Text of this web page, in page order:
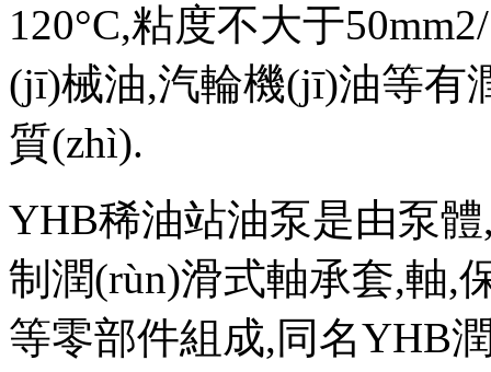
120°C,粘度不大于
(jī)械油,汽輪機(jī)油等有
質(zhì).
YHB稀油站油泵是由泵
制潤(rùn)滑式軸承套,軸,
等零部件組成,同名YHB